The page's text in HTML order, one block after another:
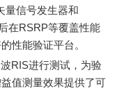
量信号发生器和
在RSRP等覆盖性能
性能验证平台。
RIS进行测试，为验
值测量效果提供了可